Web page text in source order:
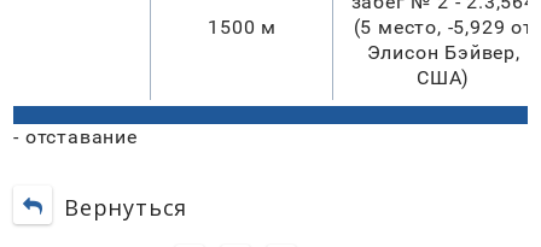
1500 м
(5 место, -5,929 от
Элисон Бэйвер,
США)
- отставание
Вернуться